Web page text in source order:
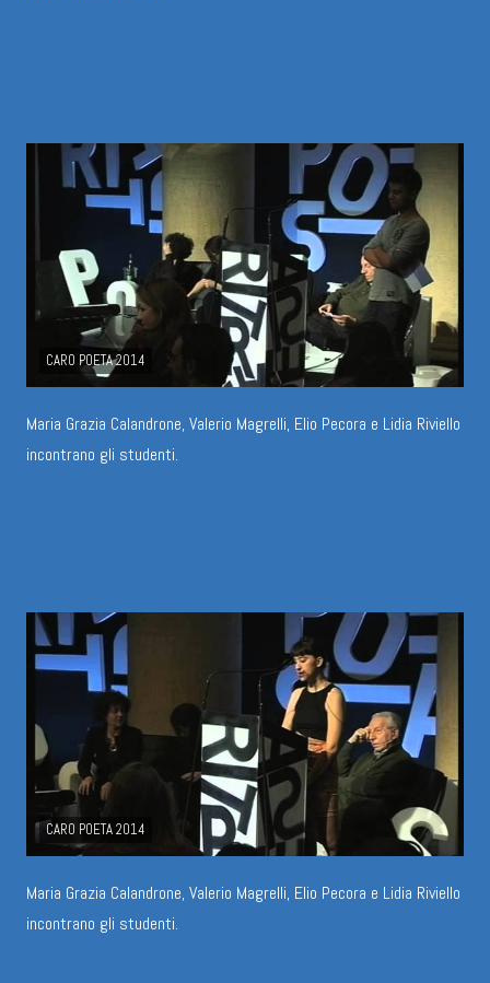
CARO POETA 2014
Maria Grazia Calandrone, Valerio Magrelli, Elio Pecora e Lidia Riviello
incontrano gli studenti.
CARO POETA 2014
Maria Grazia Calandrone, Valerio Magrelli, Elio Pecora e Lidia Riviello
incontrano gli studenti.